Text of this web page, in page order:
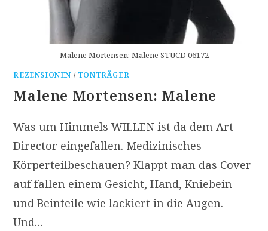
Malene Mortensen: Malene STUCD 06172
REZENSIONEN / TONTRÄGER
Malene Mortensen: Malene
Was um Himmels WILLEN ist da dem Art
Director eingefallen. Medizinisches
Körperteilbeschauen? Klappt man das Cover
auf fallen einem Gesicht, Hand, Kniebein
und Beinteile wie lackiert in die Augen.
Und…